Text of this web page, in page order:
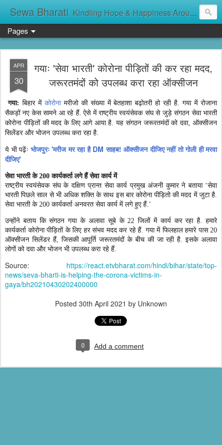
Sewa Bharati Kindling Hope & Happiness Around सेवा भारती சேவாபாரதி సేవా భారతి സേവാഭാരതി સેવા ભારતી সেবা ভাঁরাটি
Pages
APR
30
गयाः 'सेवा भारती' कोरोना पीड़ितों की कर रहा मदद,
जरूरतमंदों को उपलब्ध करा रहा ऑक्सीजन
गया: बिहार में कोरोना मरीजो की संख्या में बेतहाशा बढ़ोतरी हो रही है. गया में रोजाना
सैकड़ों नए केस सामने आ रहे हैं. ऐसे में राष्ट्रीय स्वयंसेवक संघ से जुड़े संगठन सेवा भारती
कोरोना पीड़ितों की मदद के लिए आगे आया है. यह संगठन जरूरतमंदों को दवा, ऑक्सीजन
सिलेंडर और भोजन उपलब्ध करा रहा है.
ये भी पढ़ेंः भोजपुरः 'मरीज मर रहा है DM साहब! ऑक्सीजन दीजिए नहीं तो गोली ही मरवा
दीजिए'
सेवा भारती के 200 कार्यकर्ता लगे हैं सेवा कार्य में
राष्ट्रीय स्वयंसेवक संघ के दक्षिण प्रान्त सेवा कार्य प्रमुख अंजनी कुमार ने बताया ‘सेवा
भारती पिछले साल से भी अधिक शक्ति के साथ इस बार कोरोना पीड़ितो की मदद में जुटा है.
सेवा भारती के 200 कार्यकर्ता अनवरत सेवा कार्य में लगे हुए हैं.’
उन्होंने बताय कि संगठन गया के अलावा सूबे के 22 जिलों में कार्य कर रहा है. हमारे
कार्यकर्ता कोरोना पीड़ितों के लिए हर संभव मदद कर रहे हैं. गया में फिलहाल हमारे पास 20
ऑक्सीजन सिलेंडर हैं, जिसकी आपूर्ति जरूरतमंदों के बीच की जा रही है. इसके अलावा
लोगों को दवा और भोजन भी उपलब्ध करा रहे हैं.
Source: https://react.etvbharat.com/hindi/bihar/state/top-
news/seva-bharti-is-helping-the-corona-victims-in-
gaya/bh20210430202400000
Posted 30th April 2021 by Unknown
0 Add a comment